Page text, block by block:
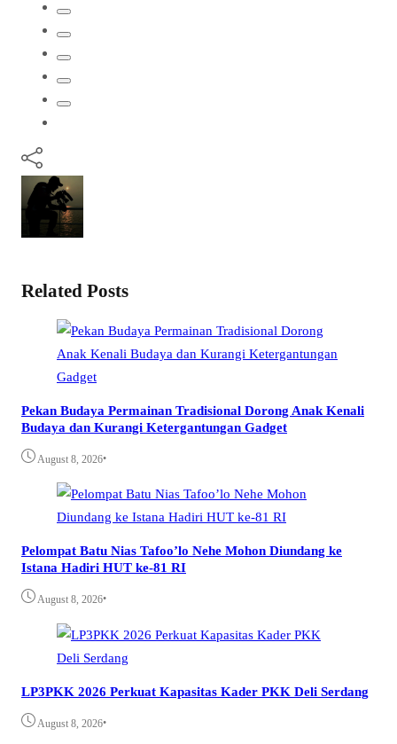
Related Posts
Pekan Budaya Permainan Tradisional Dorong Anak Kenali
Budaya dan Kurangi Ketergantungan Gadget
August 8, 2026•
Pelompat Batu Nias Tafoo’lo Nehe Mohon Diundang ke
Istana Hadiri HUT ke-81 RI
August 8, 2026•
LP3PKK 2026 Perkuat Kapasitas Kader PKK Deli Serdang
August 8, 2026•